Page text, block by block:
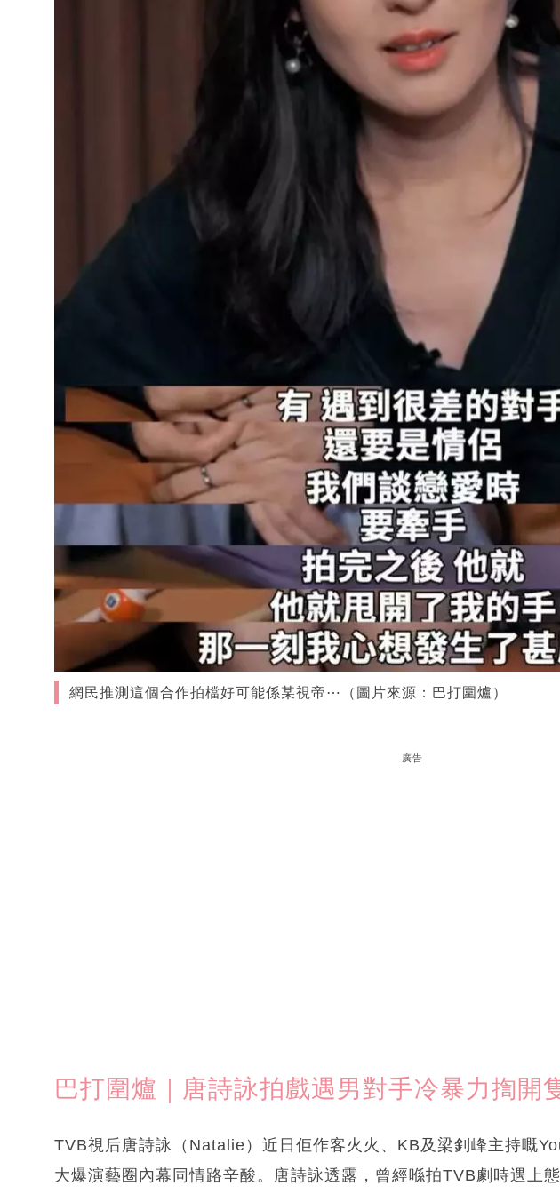
網民推測這個合作拍檔好可能係某視帝⋯（圖片來源：巴打圍爐）
廣告
巴打圍爐｜唐詩詠拍戲遇男對手冷暴力揈開
TVB視后唐詩詠（Natalie）近日佢作客火火、KB及梁釗峰主持嘅
大爆演藝圈內幕同情路辛酸。唐詩詠透露，曾經喺拍TVB劇時遇上